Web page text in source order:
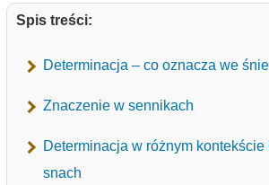
Spis treści:
Determinacja – co oznacza we
Znaczenie w sennikach
Determinacja w różnym
snach